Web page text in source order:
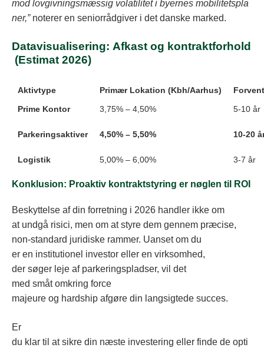
mod lovgivningsmæssig volatilitet i byernes mobilitetspla
ner,”noterer en seniorrådgiver i det danske marked.
Datavisualisering: Afkast og kontraktforhold
(Estimat 2026)
Aktivtype Primær Lokation (Kbh/Aarhus)
Prime Kontor
3,75% – 4,50% 5-10 år
Parkeringsaktiver 4,50% – 5,50% 10-20
Logistik 5,00% – 6,00% 3-7 år
Konklusion: Proaktiv kontraktstyring er nøglen til ROI
Beskyttelse af din forretning i 2026 handler ikke om
at undgå risici, men om at styre dem gennem præcise,
non-standard juridiske rammer. Uanset om du
er en institutionel investor eller en virksomhed,
der søger leje af parkeringspladser, vil det
med småt omkring force
majeure og hardship afgøre din langsigtede succes.
Er
du klar til at sikre din næste investering eller finde de opti